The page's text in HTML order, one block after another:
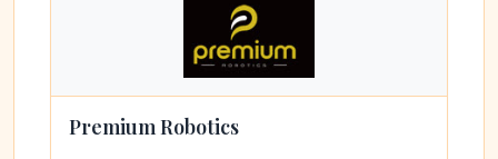
Premium Robotics